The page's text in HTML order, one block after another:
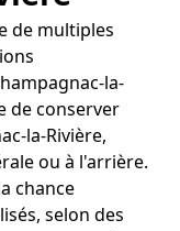
de multiples
la-
de conserver
la-Rivière,
ou à l'arrière.
chance
selon des